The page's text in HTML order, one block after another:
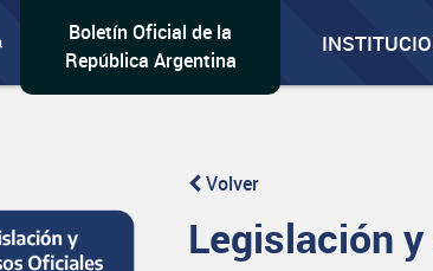
Boletín Oficial de la
República Argentina
Volver
Legislación